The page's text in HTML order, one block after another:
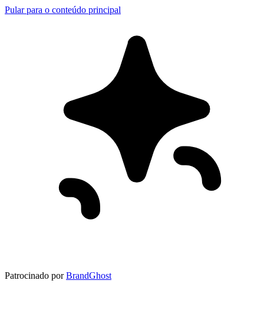
Pular para o conteúdo principal
Patrocinado por BrandGhost